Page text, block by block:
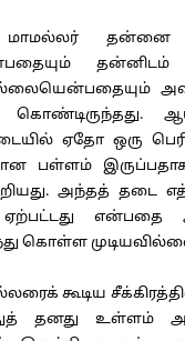
தன்னை
கொண்டிருந்தது.
ஏதோ ஒரு
பள்ளம்
அந்தத் தடை
ஏற்பட்டது
கொள்ள
கூடிய
தனது உள்ளம்